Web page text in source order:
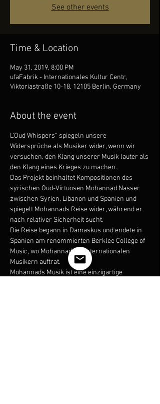
See other events
Time & Location
May 31, 2019, 8:00 PM
ufaFabrik - Internationales Kultur Centr,
Viktoriastraße 10-18, 12105 Berlin, Germany
About the event
L’Oud Whispers“ spiegeln unsere
Widersprüche als Musiker wider, wenn wir
versuchen, den Klang unserer Musik lauter als
den Klang eines Krieges zu machen.
Das Projekt beinhaltet Kompositionen des
syrischen Oud-Virtuosen Mohannad Nasser
zwischen Syrien, Libanon und Spanien und
spiegelt Mohannads Reise wider, während er
nach relativer Sicherheit sucht.
Die Reise begann in Damaskus und endete in
Spanien am renommierten Berklee College of
Music, wo Mohannad mit internationalen
Musikern auftrat.
Mohannads Musik ist eine einzigartige